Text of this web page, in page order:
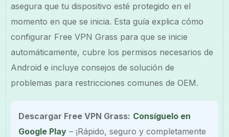
asegura que tu dispositivo esté protegido en el
momento en que se inicia. Esta guía explica cómo
configurar Free VPN Grass para que se inicie
automáticamente, cubre los permisos necesarios de
Android e incluye consejos de solución de
problemas para restricciones comunes de OEM.
Descargar Free VPN Grass: Consíguelo en
Google Play – ¡Rápido, seguro y completamente